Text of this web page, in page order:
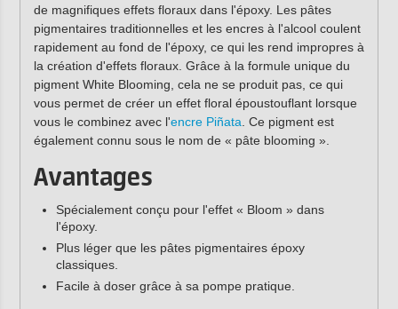
de magnifiques effets floraux dans l'époxy. Les pâtes
pigmentaires traditionnelles et les encres à l'alcool coulent
rapidement au fond de l'époxy, ce qui les rend impropres à
la création d'effets floraux. Grâce à la formule unique du
pigment White Blooming, cela ne se produit pas, ce qui
vous permet de créer un effet floral époustouflant lorsque
vous le combinez avec l'encre Piñata . Ce pigment est
également connu sous le nom de « pâte blooming ».
Avantages
Spécialement conçu pour l'effet « Bloom » dans
l'époxy.
Plus léger que les pâtes pigmentaires époxy
classiques.
Facile à doser grâce à sa pompe pratique.